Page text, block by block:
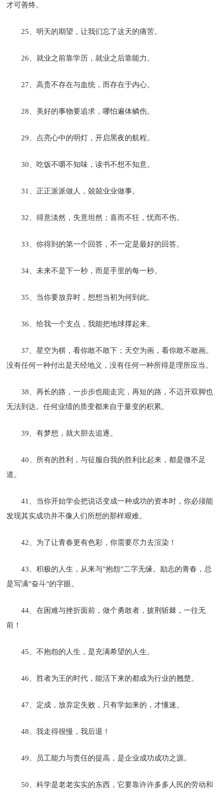
才可善终。
25、明天的期望，让我们忘了这天的痛苦。
26、就业之前靠学历，就业之后靠能力。
27、高贵不存在与血统，而存在于内心。
28、美好的事物要追求，哪怕遍体鳞伤。
29、点亮心中的明灯，开启黑夜的航程。
30、吃饭不嚼不知味，读书不想不知意。
31、正正派派做人，兢兢业业做事。
32、得意淡然，失意坦然；喜而不狂，忧而不伤。
33、你得到的第一个回答，不一定是最好的回答。
34、未来不是下一秒，而是手里的每一秒。
35、当你要放弃时，想想当初为何到此。
36、给我一个支点，我能把地球撑起来。
37、星空为棋，看你敢不敢下；天空为画，看你敢不敢画。
没有任何一种付出是天经地义，没有任何一种所得是理所应当。
38、再长的路，一步步也能走完，再短的路，不迈开双脚也
无法到达。任何业绩的质变都来自于量变的积累。
39、有梦想，就大胆去追逐。
40、所有的胜利，与征服自我的胜利比起来，都是微不足
道。
41、当你开始学会把说话变成一种成功的资本时，你必须能
发现其实成功并不像人们所想的那样艰难。
42、为了让青春更有色彩，你需要尽力去渲染！
43、积极的人生，从来与"抱怨"二字无缘。励志的青春，总
是写满"奋斗"的字眼。
44、在困难与挫折面前，做个勇敢者，披荆斩棘，一往无
前！
45、不抱怨的人生，是充满希望的人生。
46、胜者为王的时代，能活下来的都成为行业的翘楚。
47、定成，放弃定失败，只有学如来的，才懂速。
48、我走得很慢，我后退！
49、员工能力与责任的提高，是企业成功成功之源。
50、科学是老老实实的东西，它要靠许许多多人民的劳动和